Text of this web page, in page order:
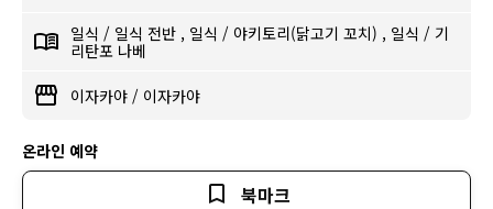
일식 / 일식 전반 , 일식 / 야키토리(닭고기 꼬치) , 일식 / 기
리탄포 나베
이자카야 / 이자카야
온라인 예약
북마크